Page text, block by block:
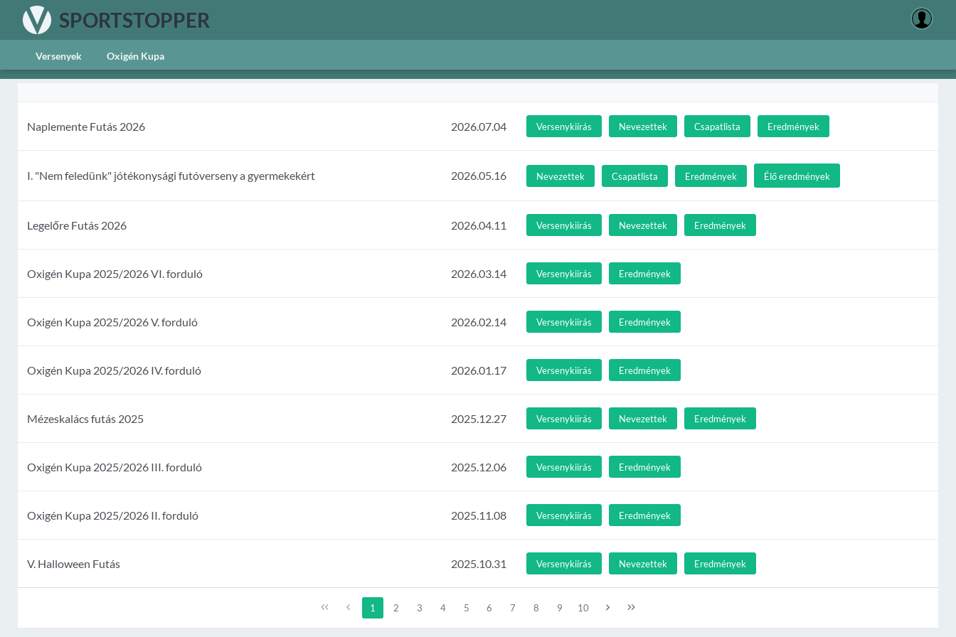
SPORTSTOPPER
Versenyek Oxigén Kupa
Naplemente Futás 2026 2026.07.04 Versenykiírás Nevezettek Csapatlista Eredmények
I. "Nem feledünk" jótékonysági futóverseny a gyermekekért 2026.05.16 Nevezettek Csapatlista Eredmények Élő eredmények
Legelőre Futás 2026 2026.04.11 Versenykiírás Nevezettek Eredmények
Oxigén Kupa 2025/2026 VI. forduló 2026.03.14 Versenykiírás Eredmények
Oxigén Kupa 2025/2026 V. forduló 2026.02.14 Versenykiírás Eredmények
Oxigén Kupa 2025/2026 IV. forduló 2026.01.17 Versenykiírás Eredmények
Mézeskalács futás 2025 2025.12.27 Versenykiírás Nevezettek Eredmények
Oxigén Kupa 2025/2026 III. forduló 2025.12.06 Versenykiírás Eredmények
Oxigén Kupa 2025/2026 II. forduló 2025.11.08 Versenykiírás Eredmények
V. Halloween Futás 2025.10.31 Versenykiírás Nevezettek Eredmények
1 2 3 4 5 6 7 8 9 10